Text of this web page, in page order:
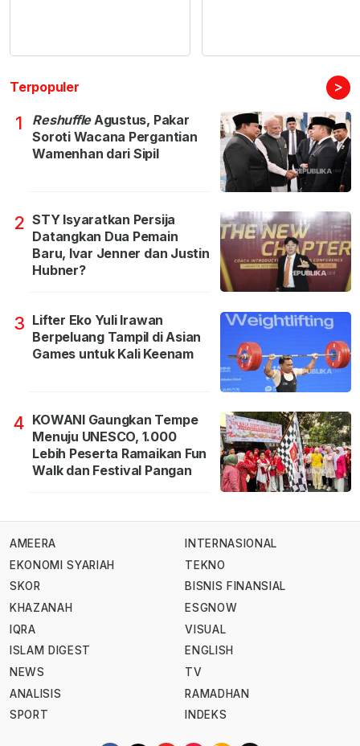
Terpopuler >
1 ReshuffleAgustus, Pakar
Soroti Wacana Pergantian
Wamenhan dari Sipil
2 STY Isyaratkan Persija
Datangkan Dua Pemain
Baru, Ivar Jenner dan Justin
Hubner?
3 Lifter Eko Yuli Irawan
Berpeluang Tampil di Asian
Games untuk Kali Keenam
4 KOWANI Gaungkan Tempe
Menuju UNESCO, 1.000
Lebih Peserta Ramaikan Fun
Walk dan Festival Pangan
AMEERA
EKONOMI SYARIAH
SKOR
KHAZANAH
IQRA
ISLAM DIGEST
NEWS
ANALISIS
SPORT
INTERNASIONAL
TEKNO
BISNIS FINANSIAL
ESGNOW
VISUAL
ENGLISH
TV
RAMADHAN
INDEKS